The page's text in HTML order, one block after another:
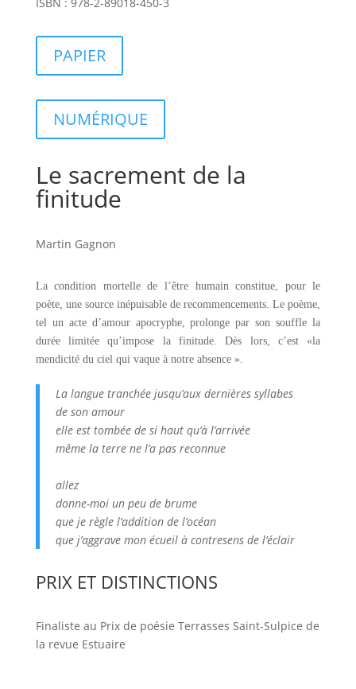
PAPIER
NUMÉRIQUE
Le sacrement de la
finitude
Martin Gagnon
La condition mortelle de l’être humain constitue, pour le
poète, une source inépuisable de recommencements. Le poème,
tel un acte d’amour apocryphe, prolonge par son souffle la
durée limitée qu’impose la finitude. Dès lors, c’est «la
mendicité du ciel qui vaque à notre absence ».
La langue tranchée jusqu’aux dernières syllabes
de son amour
elle est tombée de si haut qu’à l’arrivée
même la terre ne l’a pas reconnue
allez
donne-moi un peu de brume
que je règle l’addition de l’océan
que j’aggrave mon écueil à contresens de l’éclair
PRIX ET DISTINCTIONS
Finaliste au Prix de poésie Terrasses Saint-Sulpice de
la revue Estuaire